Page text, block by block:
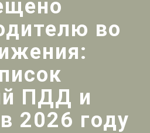
во
ПДД и
2026 году